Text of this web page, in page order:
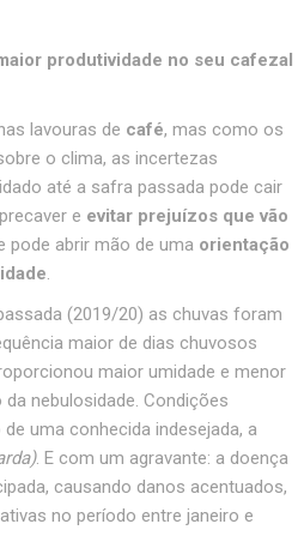
produtividade no seu cafezal
lavouras de café, mas como os
o clima, as incertezas
até a safra passada pode cair
e evitar prejuízos que vão
pode abrir mão de uma orientação
.
(2019/20) as chuvas foram
maior de dias chuvosos
maior umidade e menor
nebulosidade. Condições
uma conhecida indesejada, a
. E com um agravante: a doença
causando danos acentuados,
no período entre janeiro e